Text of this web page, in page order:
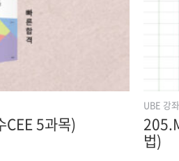
CEE 5과목)
UBE 강좌
법)